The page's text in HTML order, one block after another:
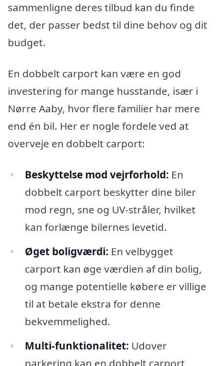
sammenligne deres tilbud kan du finde
det, der passer bedst til dine behov og dit
budget.
En dobbelt carport kan være en god
investering for mange husstande, især i
Nørre Aaby, hvor flere familier har mere
end én bil. Her er nogle fordele ved at
overveje en dobbelt carport:
Beskyttelse mod vejrforhold: En
dobbelt carport beskytter dine biler
mod regn, sne og UV-stråler, hvilket
kan forlænge bilernes levetid.
Øget boligværdi: En velbygget
carport kan øge værdien af din bolig,
og mange potentielle købere er villige
til at betale ekstra for denne
bekvemmelighed.
Multi-funktionalitet: Udover
parkering kan en dobbelt carport